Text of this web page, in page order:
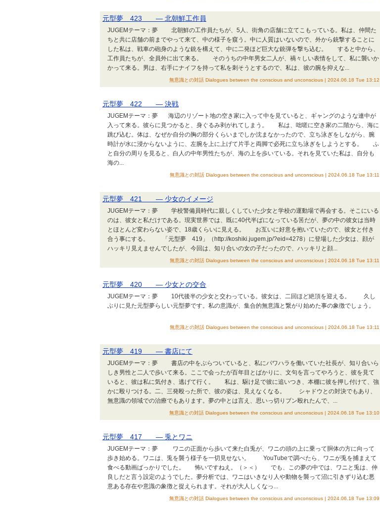
元型夢 423 ― 北朝鮮工作員
JUGEMテーマ：夢 北朝鮮の工作員たちが、5人、街角の店舗に立てこもっている。私は、仲間た
ちと共に店舗の前までやって来て、中の様子を窺う。中に人質はいないので、外から銃撃することに
した私は、戦車の砲身のような銃を構えて、中に二発ほど巨大な銃弾を撃ち込む。 すると中から、
工作員たちが、全員外に出て来る。 そのうちの中年男女二人が、禍々しい表情をして、私に襲いか
かって来る。男は、右手にナイフを持って私を刺そうとするので、私は、彼の腕を抑えな...
無意識との対話 Dialogues between the conscious and unconscious | 2024.06.18 Tue 13:12
元型夢 422 ― 決戦
JUGEMテーマ：夢 海辺のリゾート地の空き家に入って中を見ていると、ギャングのような連中が
入って来る。彼らに見つかると、身ぐるみ剥がれてしまう。 私は、咄嗟に空き家の二階から、海に
跳び込む。体は、なぜか自分の胸の部分くらいまでしか沈まなかったので、立ち泳ぎをしながら、腕
時計が水に浸からないように、左腕を上に上げて片手と両脚で必死に立ち泳ぎをしようとする。 ふ
と自分の周りを見ると、白人の中年男性たちが、海の上を歩いている。それを見ていた私は、自分も
海の...
無意識との対話 Dialogues between the conscious and unconscious | 2024.06.18 Tue 13:11
元型夢 421 ― 少女のイメージ
JUGEMテーマ：夢 学校警備員時代に親しくしていた少女と学校の運動場で再会する。そこにいる
のは、彼女と私だけである。現実世界では、既に40代半ばになっている筈だが、夢の中の彼女は当時
とほとんど変わらない姿で、18歳くらいに見える。 お互いに好意を抱いていたので、彼女と付き
合う事にする。 「元型夢 419」（http://koshiki.jugem.jp/?eid=4278）に登場した少女は、顔が
ハッキリ見えませんでしたが、今回は、知り合いの女の子だったので、ハッキリと顔...
無意識との対話 Dialogues between the conscious and unconscious | 2024.06.18 Tue 13:11
元型夢 420 ― 少女との交合
JUGEMテーマ：夢 10代後半の少女と交わっている。彼女は、二回ほど絶頂を迎える。 久し
ぶりに見た元型夢らしい元型夢です。私の意識が、集合的無意識と繋がり始めた事の象徴でしょう。
無意識との対話 Dialogues between the conscious and unconscious | 2024.06.18 Tue 13:11
元型夢 419 ― 書店にて
JUGEMテーマ：夢 書店の中をぶらついていると、私にパワハラを働いていた社長が、知り合いら
しき男性と二人で歩いて来る。ここで会ったが百年目とばかりに、文句を言ってやろうと、彼を見て
いると、彼は私に気付き、逃げて行く。 私は、駆け足で彼に追いつき、本棚に彼を押し付けて、強
かに殴りつける。二、三発殴った所で、彼の姿は、見えなくなる。 シャドウとの対決でもあり、
無意識の領域での治療でもあります。夢の中とは言え、思いっ切りブン殴れたんで、...
無意識との対話 Dialogues between the conscious and unconscious | 2024.06.18 Tue 13:10
元型夢 417 ― 兎とワニ
JUGEMテーマ：夢 ワニの正面から歩いて来た白兎が、ワニの頭の上に乗って胴体の方に向って
歩き始める。ワニは、兎を襲う様子を一切見せない。 YouTubeで調べたら、ワニが兎を捕まえて
食べる動画ばっかりでした。 怖いですねえ。（＞＜） でも、この夢の中では、ワニと兎は、仲
良しだと言う設定のようでした。夢分析では、ワニはいきなり人や動物を襲って沼に引きずり込む悪
意ある存在や意識の象徴と捉えられます。それが大人しくなっ...
無意識との対話 Dialogues between the conscious and unconscious | 2024.06.18 Tue 13:09